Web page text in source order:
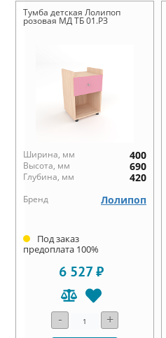
Тумба детская Лолипоп
розовая МД ТБ 01.РЗ
Ширина, мм 400
Высота, мм 690
Глубина, мм 420
Бренд Лолипоп
Под заказ
предоплата 100%
6 527 ₽
- +